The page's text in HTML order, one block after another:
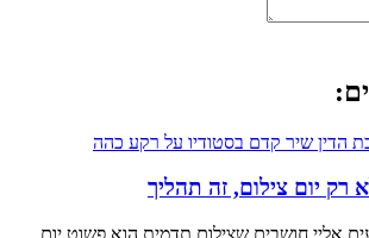
רק יום צילום, זה תהליך
אליי חושבים שצילום תדמית הוא פשוט יום